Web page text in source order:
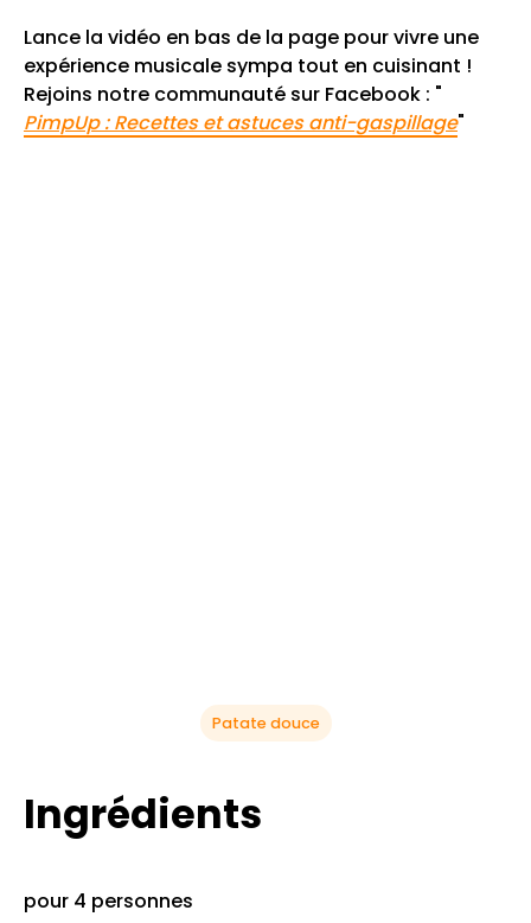
Lance la vidéo en bas de la page pour vivre une
expérience musicale sympa tout en cuisinant !
Rejoins notre communauté sur Facebook : "
PimpUp : Recettes et astuces anti-gaspillage"
Patate douce
Ingrédients
pour 4 personnes